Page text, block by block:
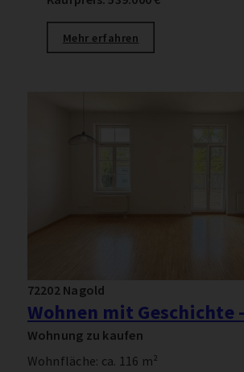
Mehr erfahren
72202 Nagold
Wohnung zu kaufen
Wohnfläche: ca. 116 m²